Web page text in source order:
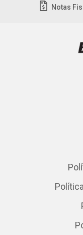
Notas